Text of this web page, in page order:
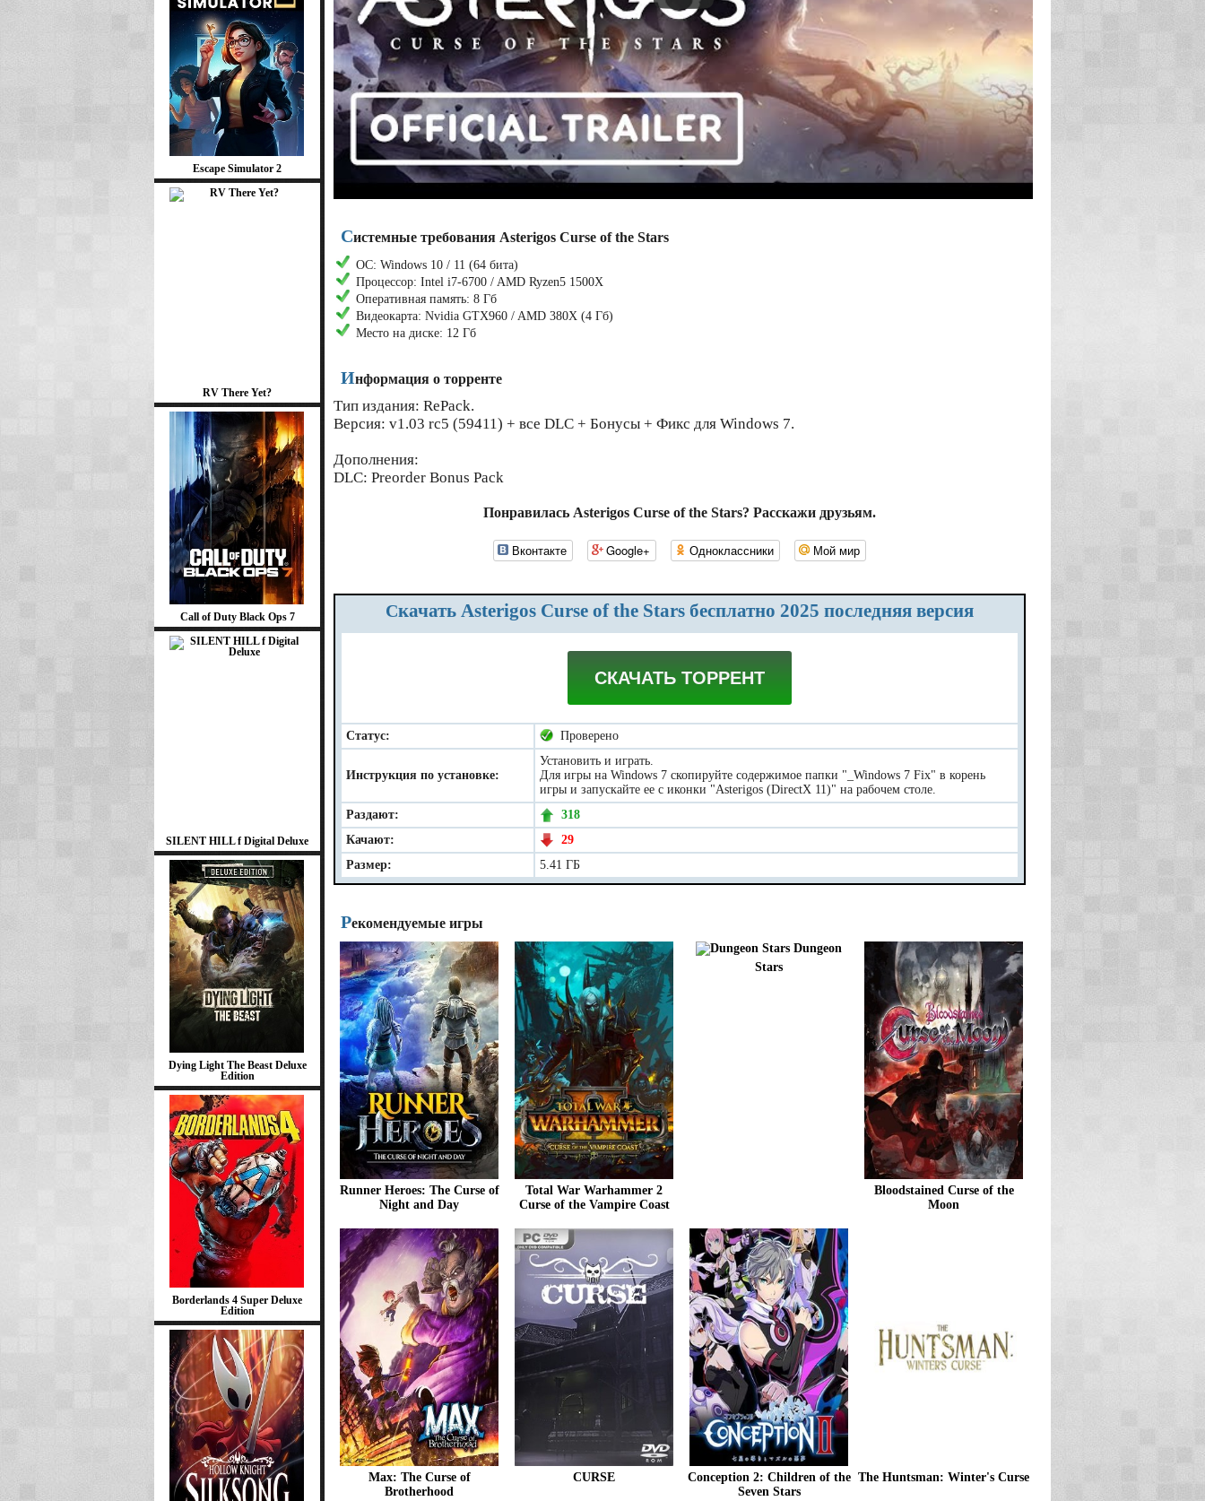
Escape Simulator 2
RV There Yet?
Call of Duty Black Ops 7
SILENT HILL f Digital Deluxe
Dying Light The Beast Deluxe
Edition
Borderlands 4 Super Deluxe
Edition
Системные требования Asterigos Curse of the Stars
ОС: Windows 10 / 11 (64 бита)
Процессор: Intel i7-6700 / AMD Ryzen5 1500X
Оперативная память: 8 Гб
Видеокарта: Nvidia GTX960 / AMD 380X (4 Гб)
Место на диске: 12 Гб
Информация о торренте
Тип издания: RePack.
Версия: v1.03 rc5 (59411) + все DLC + Бонусы + Фикс для Windows 7.
Дополнения:
DLC: Preorder Bonus Pack
Понравилась Asterigos Curse of the Stars? Расскажи друзьям.
Вконтакте Google+ Одноклассники Мой мир
Скачать Asterigos Curse of the Stars бесплатно 2025 последняя версия
СКАЧАТЬ ТОРРЕНТ
Статус: Проверено
Инструкция по установке:
Установить и играть.
Для игры на Windows 7 скопируйте содержимое папки "_Windows 7 Fix" в корень
игры и запускайте ее с иконки "Asterigos (DirectX 11)" на рабочем столе.
Раздают:
318
Качают:
29
Размер:
5.41 ГБ
Рекомендуемые игры
Runner Heroes: The Curse of
Night and Day
Total War Warhammer 2
Curse of the Vampire Coast
Dungeon
Stars
Bloodstained Curse of the
Moon
Max: The Curse of
Brotherhood
CURSE
Conception 2: Children of the
Seven Stars
The Huntsman: Winter's Curse